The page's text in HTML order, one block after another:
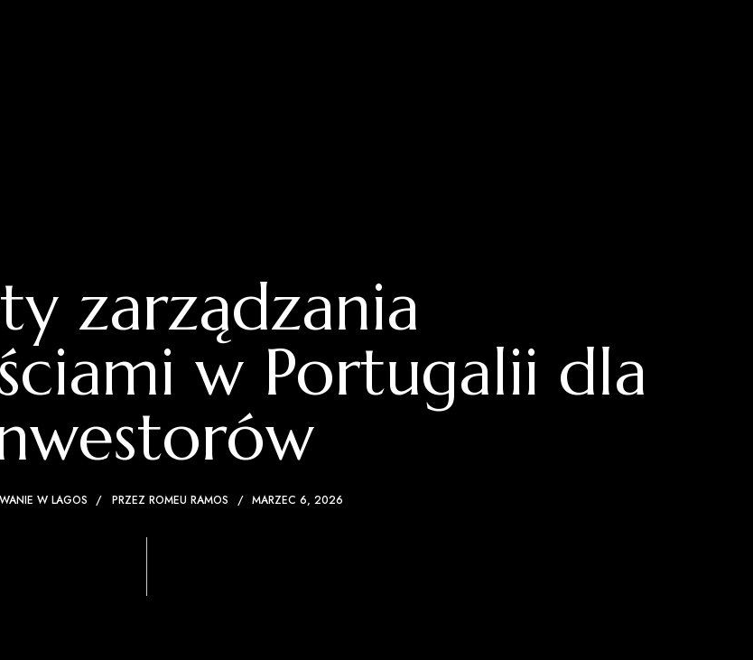
zarządzania
w Portugalii dla
W LAGOS PRZEZ ROMEU RAMOS MARZEC 6, 2026